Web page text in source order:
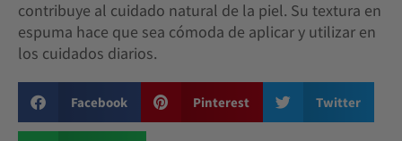
contribuye al cuidado natural de la piel. Su textura en
espuma hace que sea cómoda de aplicar y utilizar en
los cuidados diarios.
Facebook Pinterest Twitter